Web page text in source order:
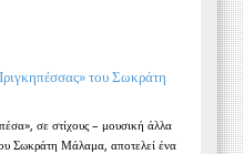
του Σωκράτη
σε στίχους – μουσική άλλα
Σωκράτη Μάλαμα, αποτελεί ένα